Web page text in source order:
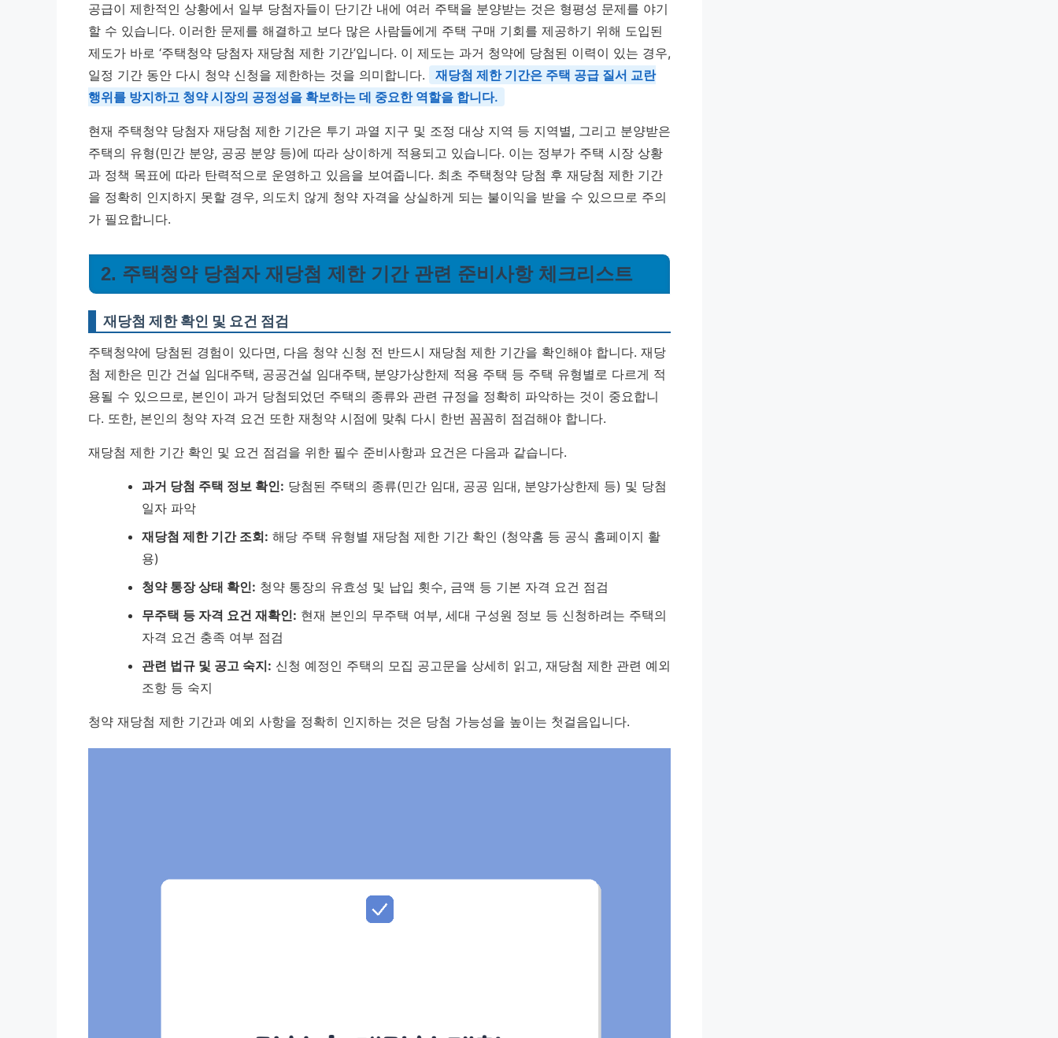
공급이 제한적인 상황에서 일부 당첨자들이 단기간 내에 여러 주택을 분양받는 것은 형평성 문제를 야기
할 수 있습니다. 이러한 문제를 해결하고 보다 많은 사람들에게 주택 구매 기회를 제공하기 위해 도입된
제도가 바로 ‘주택청약 당첨자 재당첨 제한 기간’입니다. 이 제도는 과거 청약에 당첨된 이력이 있는 경우,
일정 기간 동안 다시 청약 신청을 제한하는 것을 의미합니다.
재당첨 제한 기간은 주택 공급 질서 교란
행위를 방지하고 청약 시장의 공정성을 확보하는 데 중요한 역할을 합니다.
현재 주택청약 당첨자 재당첨 제한 기간은 투기 과열 지구 및 조정 대상 지역 등 지역별, 그리고 분양받은
주택의 유형(민간 분양, 공공 분양 등)에 따라 상이하게 적용되고 있습니다. 이는 정부가 주택 시장 상황
과 정책 목표에 따라 탄력적으로 운영하고 있음을 보여줍니다. 최초 주택청약 당첨 후 재당첨 제한 기간
을 정확히 인지하지 못할 경우, 의도치 않게 청약 자격을 상실하게 되는 불이익을 받을 수 있으므로 주의
가 필요합니다.
2. 주택청약 당첨자 재당첨 제한 기간 관련 준비사항 체크리스트
재당첨 제한 확인 및 요건 점검
주택청약에 당첨된 경험이 있다면, 다음 청약 신청 전 반드시 재당첨 제한 기간을 확인해야 합니다. 재당
첨 제한은 민간 건설 임대주택, 공공건설 임대주택, 분양가상한제 적용 주택 등 주택 유형별로 다르게 적
용될 수 있으므로, 본인이 과거 당첨되었던 주택의 종류와 관련 규정을 정확히 파악하는 것이 중요합니
다. 또한, 본인의 청약 자격 요건 또한 재청약 시점에 맞춰 다시 한번 꼼꼼히 점검해야 합니다.
재당첨 제한 기간 확인 및 요건 점검을 위한 필수 준비사항과 요건은 다음과 같습니다.
과거 당첨 주택 정보 확인: 당첨된 주택의 종류(민간 임대, 공공 임대, 분양가상한제 등) 및 당첨
일자 파악
재당첨 제한 기간 조회: 해당 주택 유형별 재당첨 제한 기간 확인 (청약홈 등 공식 홈페이지 활
용)
청약 통장 상태 확인: 청약 통장의 유효성 및 납입 횟수, 금액 등 기본 자격 요건 점검
무주택 등 자격 요건 재확인: 현재 본인의 무주택 여부, 세대 구성원 정보 등 신청하려는 주택의
자격 요건 충족 여부 점검
관련 법규 및 공고 숙지: 신청 예정인 주택의 모집 공고문을 상세히 읽고, 재당첨 제한 관련 예외
조항 등 숙지
청약 재당첨 제한 기간과 예외 사항을 정확히 인지하는 것은 당첨 가능성을 높이는 첫걸음입니다.